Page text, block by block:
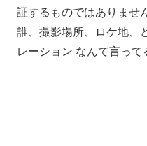
証するものではありませ
誰、撮影場所、ロケ地、
レーション なんて言っ